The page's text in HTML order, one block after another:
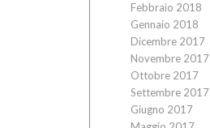
Febbraio 2018
Gennaio 2018
Dicembre 2017
Novembre 2017
Ottobre 2017
Settembre 2017
Giugno 2017